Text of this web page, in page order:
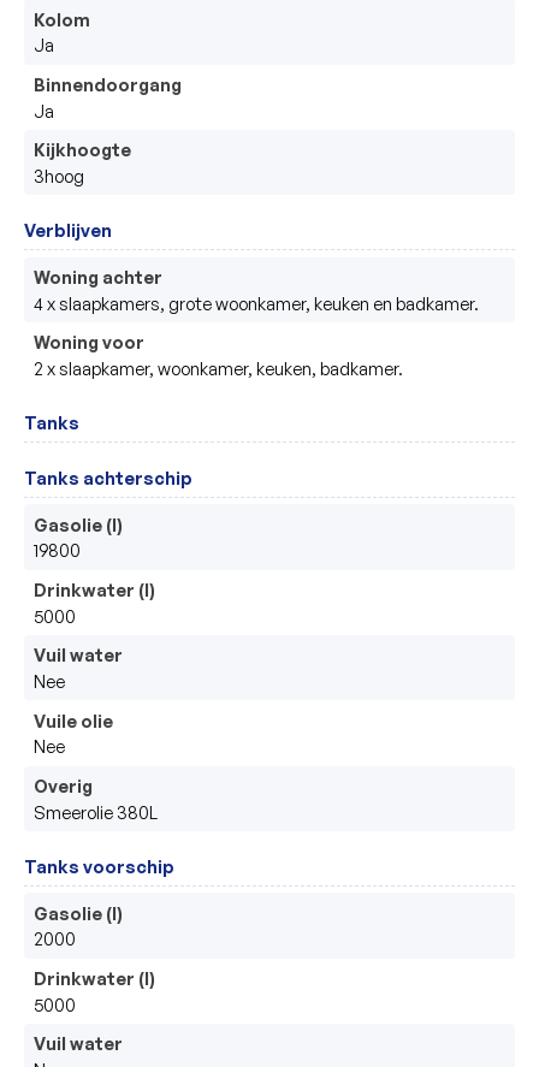
Kolom
Ja
Binnendoorgang
Ja
Kijkhoogte
3hoog
Verblijven
Woning achter
4 x slaapkamers, grote woonkamer, keuken en badkamer.
Woning voor
2 x slaapkamer, woonkamer, keuken, badkamer.
Tanks
Tanks achterschip
Gasolie (l)
19800
Drinkwater (l)
5000
Vuil water
Nee
Vuile olie
Nee
Overig
Smeerolie 380L
Tanks voorschip
Gasolie (l)
2000
Drinkwater (l)
5000
Vuil water